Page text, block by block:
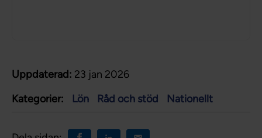
Uppdaterad: 23 jan 2026
Kategorier:
Lön Råd och stöd Nationellt